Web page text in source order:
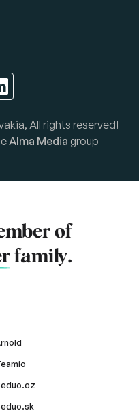
All rights reserved!
Alma Media group
of
family.